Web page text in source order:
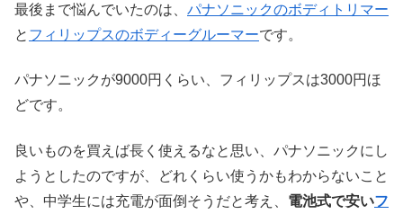
最後まで悩んでいたのは、 パナソニックのボディトリマー
と フィリップスのボディーグルーマーです。
パナソニックが9000円くらい、フィリップスは3000円ほ
どです。
良いものを買えば長く使えるなと思い、パナソニックにし
ようとしたのですが、どれくらい使うかもわからないこと
や、中学生には充電が面倒そうだと考え、 電池式で安いフ